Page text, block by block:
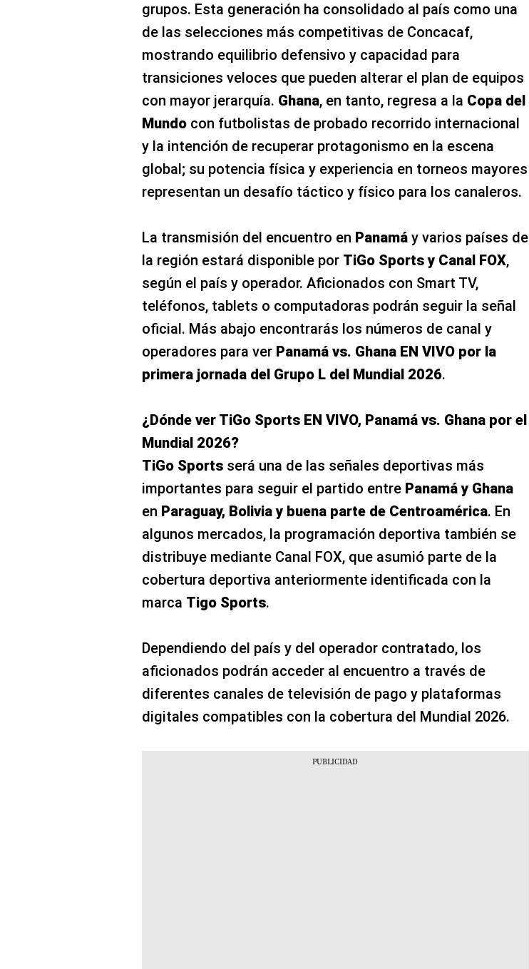
grupos. Esta generación ha consolidado al país como una
de las selecciones más competitivas de Concacaf,
mostrando equilibrio defensivo y capacidad para
transiciones veloces que pueden alterar el plan de equipos
con mayor jerarquía. Ghana, en tanto, regresa a la Copa del
Mundocon futbolistas de probado recorrido internacional
y la intención de recuperar protagonismo en la escena
global; su potencia física y experiencia en torneos mayores
representan un desafío táctico y físico para los canaleros.
La transmisión del encuentro en Panamáy varios países de
la región estará disponible por TiGo Sports y Canal FOX,
según el país y operador. Aficionados con Smart TV,
teléfonos, tablets o computadoras podrán seguir la señal
oficial. Más abajo encontrarás los números de canal y
operadores para ver Panamá vs. Ghana EN VIVO por la
primera jornada del Grupo L del Mundial 2026.
¿Dónde ver TiGo Sports EN VIVO, Panamá vs. Ghana por el
Mundial 2026?
TiGo Sportsserá una de las señales deportivas más
importantes para seguir el partido entre Panamá y Ghana
en Paraguay, Bolivia y buena parte de Centroamérica. En
algunos mercados, la programación deportiva también se
distribuye mediante Canal FOX, que asumió parte de la
cobertura deportiva anteriormente identificada con la
marca Tigo Sports.
Dependiendo del país y del operador contratado, los
aficionados podrán acceder al encuentro a través de
diferentes canales de televisión de pago y plataformas
digitales compatibles con la cobertura del Mundial 2026.